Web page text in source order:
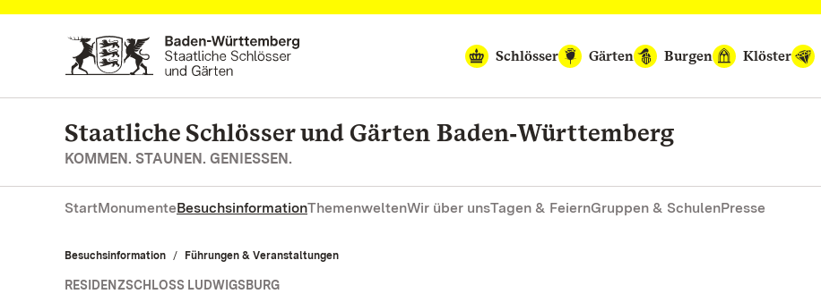
Zum Hauptinhalt springen
Schlösser
Gärten Burgen Klöster
Staatliche Schlösser und Gärten Baden‑Württemberg
KOMMEN. STAUNEN. GENIESSEN.
StartMonumenteBesuchsinformationThemenweltenWir über unsTagen & FeiernGruppen & SchulenPresse
Besuchsinformation Führungen & Veranstaltungen
RESIDENZSCHLOSS LUDWIGSBURG